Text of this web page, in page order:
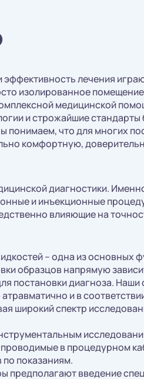
лечения
изолированное
медицинской
и строжайшие стандарты
понимаем, что для многих
комфортную,
диагностики.
и инъекционные
влияющие на
– одна из основных
образцов напрямую
постановки диагноза.
и в
широкий спектр
в процедурном
показаниям.
предполагают введение